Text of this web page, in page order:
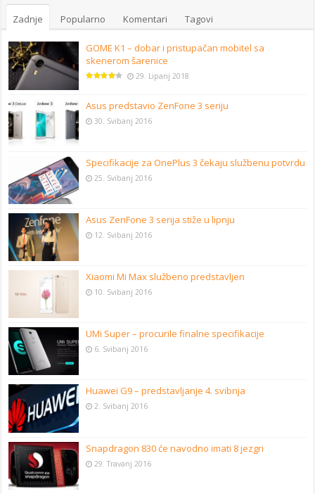
Zadnje Popularno Komentari Tagovi
GOME K1 – dobar i pristupačan mobitel sa
skenerom šarenice
29. Lipanj 2018
Asus predstavio ZenFone 3 seriju
30. Svibanj 2016
Specifikacije za OnePlus 3 čekaju službenu potvrdu
25. Svibanj 2016
Asus ZenFone 3 serija stiže u lipnju
12. Svibanj 2016
Xiaomi Mi Max službeno predstavljen
10. Svibanj 2016
UMi Super – procurile finalne specifikacije
6. Svibanj 2016
Huawei G9 – predstavljanje 4. svibnja
2. Svibanj 2016
Snapdragon 830 će navodno imati 8 jezgri
29. Travanj 2016